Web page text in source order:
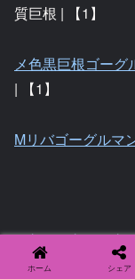
質巨根 | 【1】
メ色黒巨根ゴーグ
| 【1】
Mリバゴーグルマ
あ行｜か行｜さ行
ホーム シェア